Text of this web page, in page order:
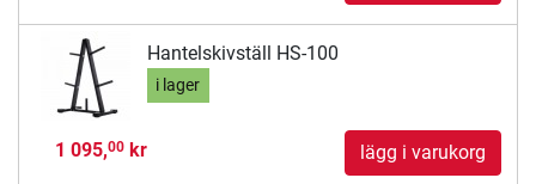
Hantelskivställ HS-100
i lager
1 095,00kr lägg i varukorg